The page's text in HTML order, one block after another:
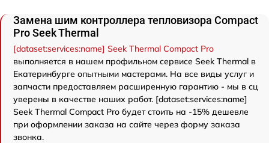
Замена шим контроллера тепловизора Compact
Pro Seek Thermal
[dataset:services:name] Seek Thermal Compact Pro
выполняется в нашем профильном сервисе Seek Thermal в
Екатеринбурге опытными мастерами. На все виды услуг и
запчасти предоставляем расширенную гарантию - мы в сц
уверены в качестве наших работ. [dataset:services:name]
Seek Thermal Compact Pro будет стоить на -15% дешевле
при оформлении заказа на сайте через форму заказа
звонка.